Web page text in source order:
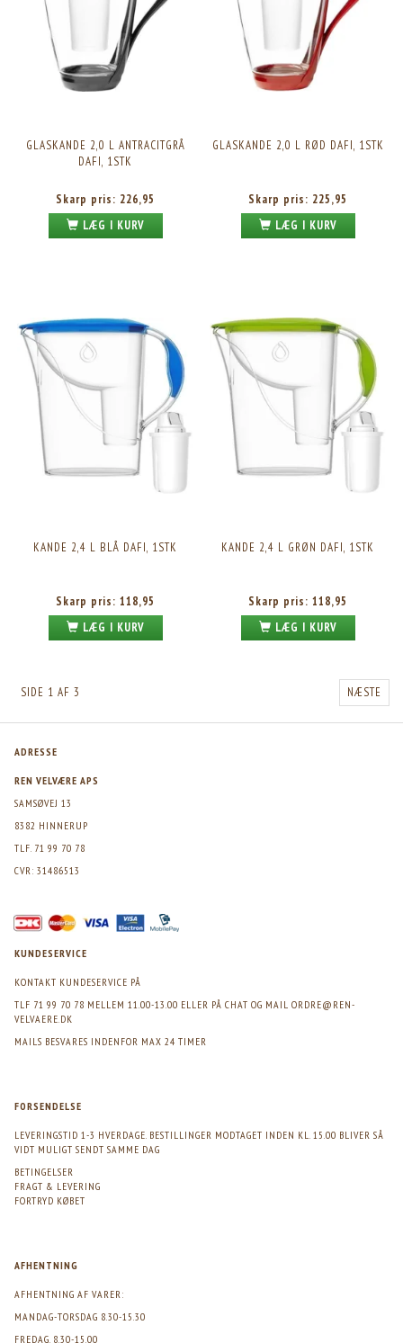
GLASKANDE 2,0 L ANTRACITGRÅ
DAFI, 1STK
Skarp pris: 226,95
LÆG I KURV
GLASKANDE 2,0 L RØD DAFI, 1STK
Skarp pris: 225,95
LÆG I KURV
KANDE 2,4 L BLÅ DAFI, 1STK
Skarp pris: 118,95
LÆG I KURV
KANDE 2,4 L GRØN DAFI, 1STK
Skarp pris: 118,95
LÆG I KURV
SIDE 1 AF 3 NÆSTE
ADRESSE
REN VELVÆRE APS
SAMSØVEJ 13
8382 HINNERUP
TLF. 71 99 70 78
CVR: 31486513
KUNDESERVICE
KONTAKT KUNDESERVICE PÅ
TLF 71 99 70 78 MELLEM 11.00-13.00 ELLER PÅ CHAT OG MAIL ORDRE@REN-
VELVAERE.DK
MAILS BESVARES INDENFOR MAX 24 TIMER
FORSENDELSE
LEVERINGSTID 1-3 HVERDAGE. BESTILLINGER MODTAGET INDEN KL. 15.00 BLIVER SÅ
VIDT MULIGT SENDT SAMME DAG
BETINGELSER
FRAGT & LEVERING
FORTRYD KØBET
AFHENTNING
AFHENTNING AF VARER:
MANDAG-TORSDAG 8.30-15.30
FREDAG. 8.30-15.00